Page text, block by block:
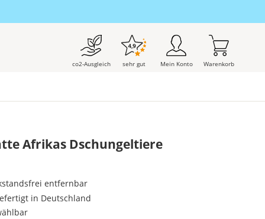
co2-Ausgleich sehr gut Mein Konto Warenkorb
Afrikas Dschungeltiere
entfernbar
in Deutschland